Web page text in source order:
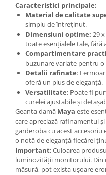
Caracteristici principale:
Material de calitate
simplu de întreținut.
Dimensiuni optime: 29
toate esențialele tale,
Compartimentare
buzunare variate pentru
Detalii rafinate:
oferă un plus de eleganță.
Versatilitate: Poate fi
curelei ajustabile și
Geanta damă Maya este
care apreciază rafinamentul
garderoba cu acest
o notă de eleganță fiecărei
Important: Culoarea
luminozității monitorului. Din
măsură, pot exista ușoare